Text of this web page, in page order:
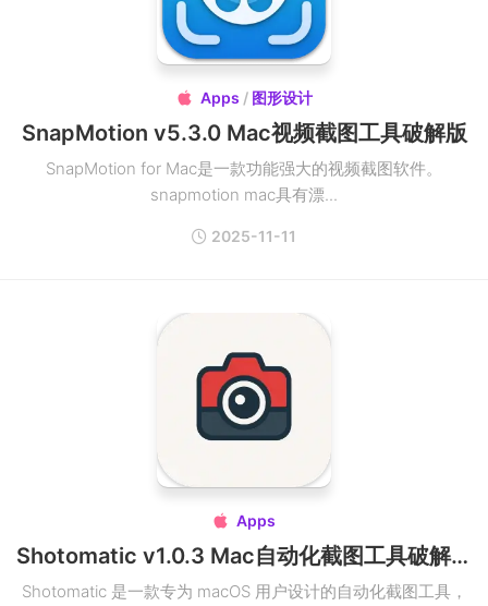
 Apps / 图形设计
SnapMotion v5.3.0 Mac视频截图工具破解版
SnapMotion for Mac是一款功能强大的视频截图软件。
snapmotion mac具有漂...
2025-11-11
 Apps
Shotomatic v1.0.3 Mac自动化截图工具破解版
Shotomatic 是一款专为 macOS 用户设计的自动化截图工具，